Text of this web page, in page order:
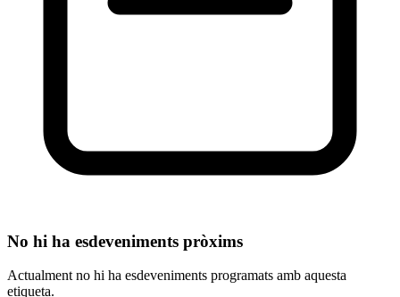
No hi ha esdeveniments pròxims
Actualment no hi ha esdeveniments programats amb aquesta
etiqueta.